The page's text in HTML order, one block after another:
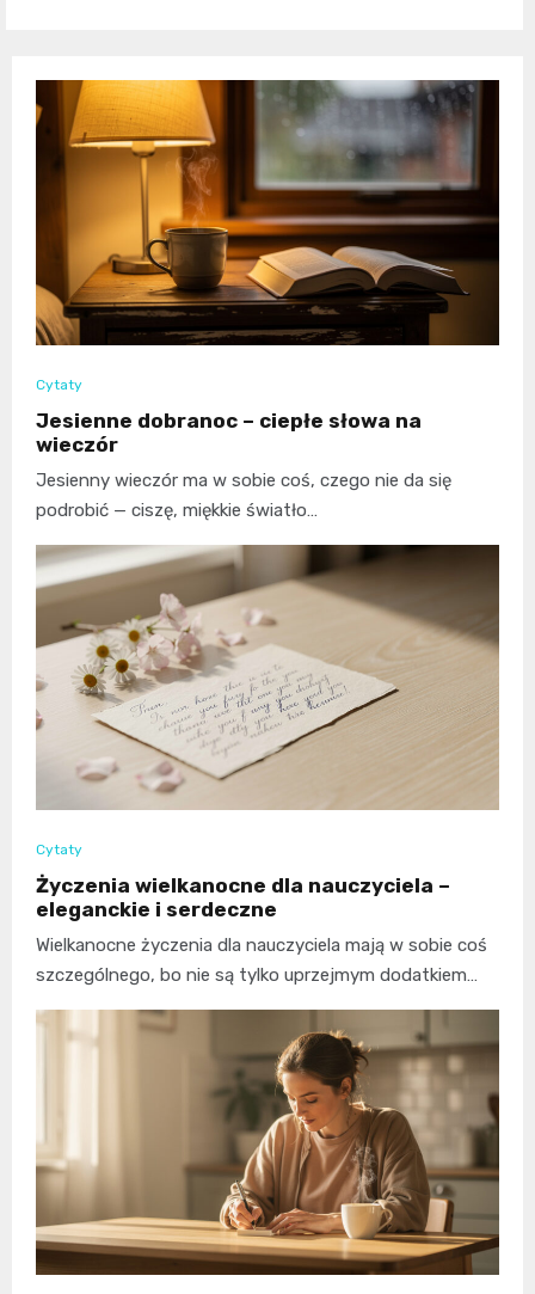
Cytaty
Jesienne dobranoc – ciepłe słowa na
wieczór
Jesienny wieczór ma w sobie coś, czego nie da się
podrobić — ciszę, miękkie światło…
Cytaty
Życzenia wielkanocne dla nauczyciela –
eleganckie i serdeczne
Wielkanocne życzenia dla nauczyciela mają w sobie coś
szczególnego, bo nie są tylko uprzejmym dodatkiem…